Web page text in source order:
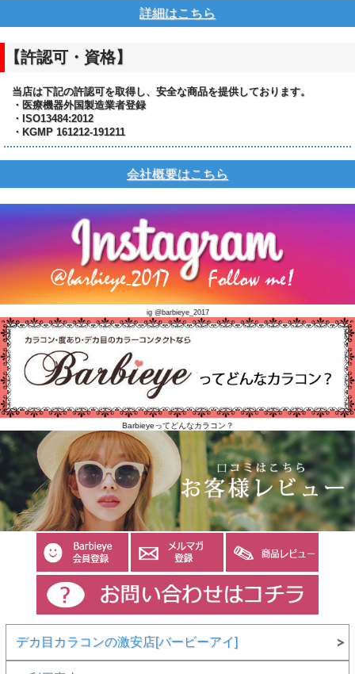
詳細はこちら
【許認可・資格】
当店は下記の許認可を取得し、安全な商品を提供しております。
・医療機器外国製造業者登録
・ISO13484:2012
・KGMP 161212-191211
会社概要はこちら
ig @barbieye_2017
Barbieyeってどんなカラコン？
デカ目カラコンの激安店[バービーアイ]